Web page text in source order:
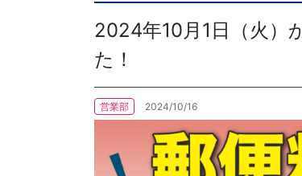
認証取得
企画・販売促進
PLANNING
トータルプロモーション
ブランディング戦略
2024年10月1日（火）
た！
営業部 2024/10/16